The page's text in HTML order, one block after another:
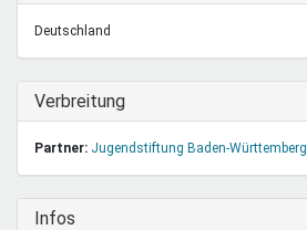
Deutschland
Ausblenden
Verbreitung
Partner: Jugendstiftung Baden-Württemberg
Ausblenden
Infos